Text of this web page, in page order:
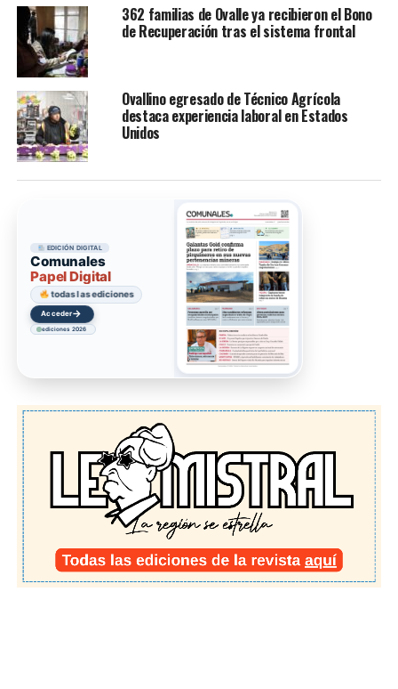
362 familias de Ovalle ya recibieron el Bono
de Recuperación tras el sistema frontal
Ovallino egresado de Técnico Agrícola
destaca experiencia laboral en Estados
Unidos
EDICIÓN DIGITAL
Comunales
Papel Digital
todas las ediciones
Acceder→
ediciones 2026